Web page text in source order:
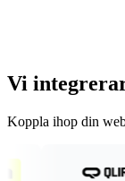
Vi
Koppla ihop din